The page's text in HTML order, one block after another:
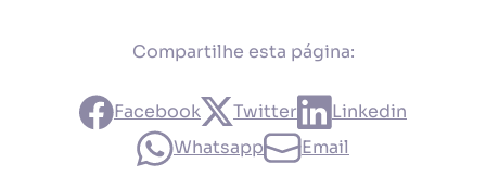
Compartilhe esta página:
Facebook Twitter
Linkedin
Whatsapp
Email